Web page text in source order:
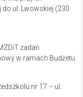
ul. Lwowskiej (230
zadań
w ramach Budżetu
nr 17 – ul.